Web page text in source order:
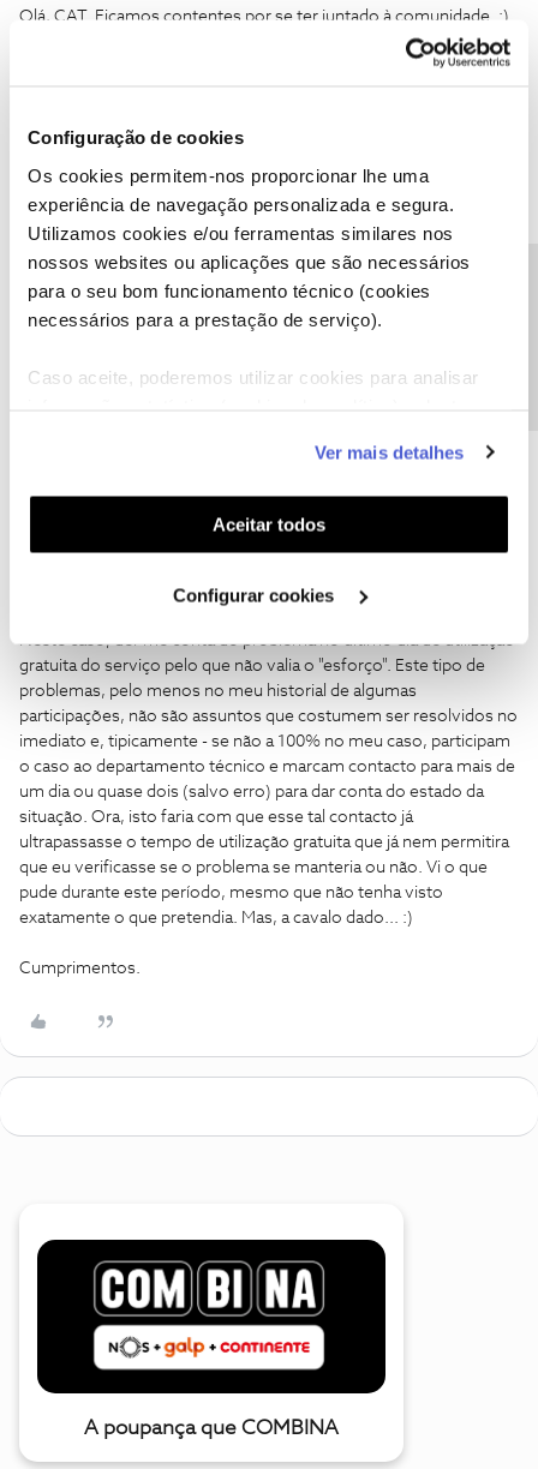
Configuração de cookies
Os cookies permitem-nos proporcionar lhe uma
experiência de navegação personalizada e segura.
Utilizamos cookies e/ou ferramentas similares nos
nossos websites ou aplicações que são necessários
para o seu bom funcionamento técnico (cookies
necessários para a prestação de serviço).
Caso aceite, poderemos utilizar cookies para analisar
funcionalidades (cookies de personalização e
funcionalidade) e adaptar anúncios aos seus interesses
(cookies de publicidade personalizada). Pode gerir a
utilização dos cookies clicando em "Configurar
Ver mais detalhes
Aceitar todos
Configurar cookies
Olá, CAT. Ficamos contentes por se ter juntado à comunidade. :)
O comentário da ericasantos é uma excelente sugestão. 😉 Pode
Sempre que tiver alguma questão, pode criar um tópico como fez
informação e para que a ajude na resposta. 🙂
Ajude a comunidade a encontrar informação relevante. Marque
Forum|Forum|9 years ago
que possam existir de forma não continuada).
Neste caso, dei-me conta do problema no último dia de utilização
gratuita do serviço pelo que não valia o "esforço". Este tipo de
problemas, pelo menos no meu historial de algumas
participações, não são assuntos que costumem ser resolvidos no
imediato e, tipicamente - se não a 100% no meu caso, participam
o caso ao departamento técnico e marcam contacto para mais de
um dia ou quase dois (salvo erro) para dar conta do estado da
situação. Ora, isto faria com que esse tal contacto já
ultrapassasse o tempo de utilização gratuita que já nem permitira
que eu verificasse se o problema se manteria ou não. Vi o que
pude durante este período, mesmo que não tenha visto
exatamente o que pretendia. Mas, a cavalo dado... :)
Cumprimentos.
A poupança que COMBINA